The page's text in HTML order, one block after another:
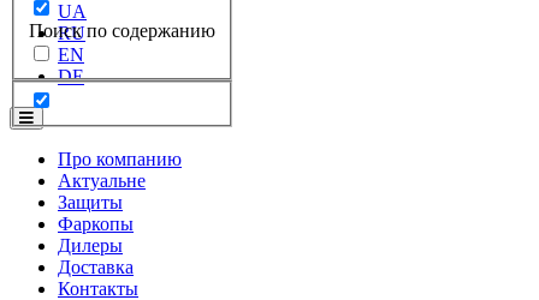
Поиск по содержанию
UA
RU
EN
DE
Про компанию
Актуальне
Защиты
Фаркопы
Дилеры
Доставка
Контакты